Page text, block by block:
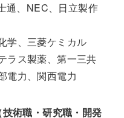
通、NEC、日立製作
学、三菱ケミカル
ラス製薬、第一三共
電力、関西電力
術職・研究職・開発